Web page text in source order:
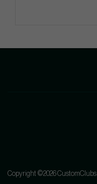
Copyright ©2026 CustomClubs